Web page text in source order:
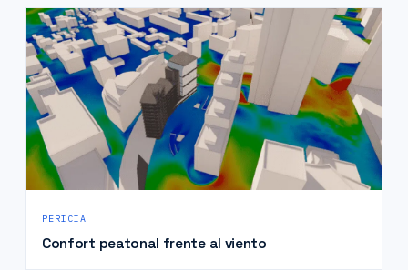
PERICIA
Confort peatonal frente al viento